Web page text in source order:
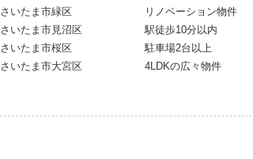
さいたま市緑区
さいたま市見沼区
さいたま市桜区
さいたま市大宮区
リノベーション物件
駅徒歩10分以内
駐車場2台以上
4LDKの広々物件